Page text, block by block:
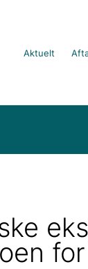
Aktuelt